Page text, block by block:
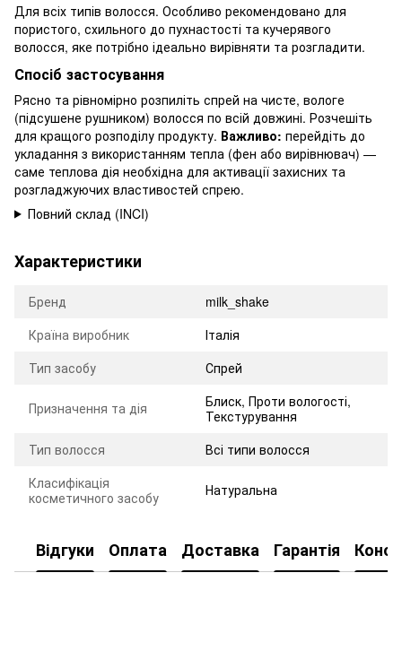
Для всіх типів волосся. Особливо рекомендовано для
пористого, схильного до пухнастості та кучерявого
волосся, яке потрібно ідеально вирівняти та розгладити.
Спосіб застосування
Рясно та рівномірно розпиліть спрей на чисте, вологе
(підсушене рушником) волосся по всій довжині. Розчешіть
для кращого розподілу продукту. Важливо: перейдіть до
укладання з використанням тепла (фен або вирівнювач) —
саме теплова дія необхідна для активації захисних та
розгладжуючих властивостей спрею.
Повний склад (INCI)
Характеристики
Бренд
milk_shake
Країна виробник
Італія
Тип засобу
Спрей
Призначення та дія Блиск, Проти вологості,
Текстурування
Тип волосся
Всі типи волосся
Класифікація
косметичного засобу
Натуральна
Відгуки Оплата Доставка Гарантія